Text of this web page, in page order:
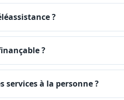
?
?
services à la personne ?